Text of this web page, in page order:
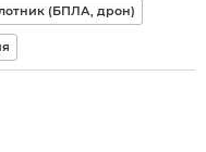
(БПЛА, дрон)